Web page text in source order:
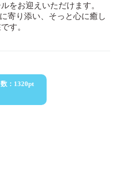
をお迎えいただけます。
寄り添い、そっと心に癒し
す。
： 1320pt